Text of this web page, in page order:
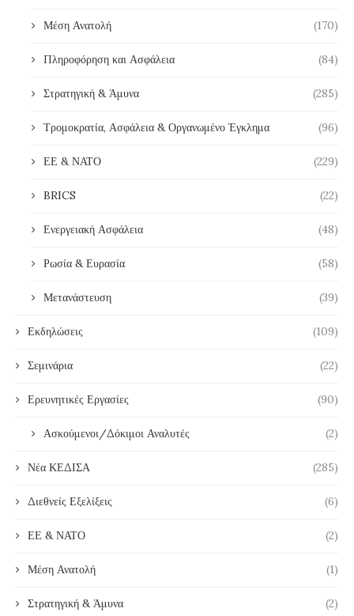
Μέση Ανατολή (170)
Πληροφόρηση και Ασφάλεια (84)
Στρατηγική & Άμυνα (285)
Τρομοκρατία, Ασφάλεια & Οργανωμένο Έγκλημα (96)
ΕΕ & ΝΑΤΟ (229)
BRICS (22)
Ενεργειακή Ασφάλεια (48)
Ρωσία & Ευρασία (58)
Μετανάστευση (39)
Εκδηλώσεις (109)
Σεμινάρια (22)
Ερευνητικές Εργασίες (90)
Ασκούμενοι/Δόκιμοι Αναλυτές (2)
Νέα ΚΕΔΙΣΑ (285)
Διεθνείς Εξελίξεις (6)
ΕΕ & ΝΑΤΟ (2)
Μέση Ανατολή (1)
Στρατηγική & Άμυνα (2)